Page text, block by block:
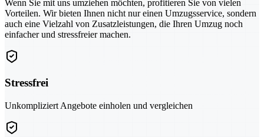
Wenn Sie mit uns umziehen möchten, profitieren Sie von vielen
Vorteilen. Wir bieten Ihnen nicht nur einen Umzugsservice, sondern
auch eine Vielzahl von Zusatzleistungen, die Ihren Umzug noch
einfacher und stressfreier machen.
Stressfrei
Unkompliziert Angebote einholen und vergleichen